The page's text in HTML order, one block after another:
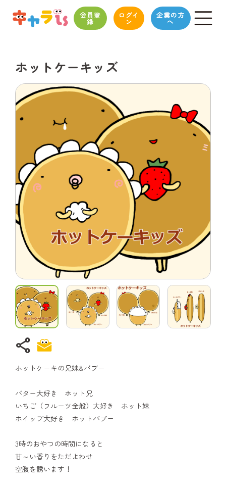
会員登
録
ログイ
ン
企業の方
へ
ホットケーキッズ
share
ホットケーキの兄妹&バブー
バター大好き ホット兄
いちご（フルーツ全般）大好き ホット妹
ホイップ大好き ホットバブー
3時のおやつの時間になると
甘～い香りをただよわせ
空腹を誘います！